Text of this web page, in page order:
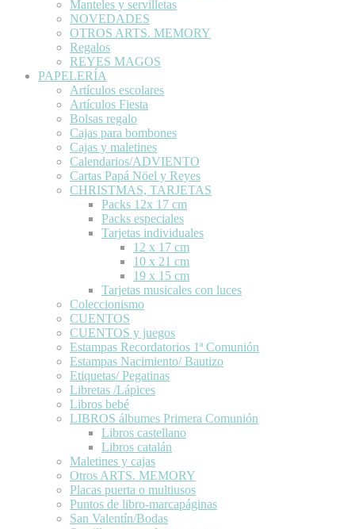
Manteles y servilletas
NOVEDADES
OTROS ARTS. MEMORY
Regalos
REYES MAGOS
PAPELERÍA
Artículos escolares
Artículos Fiesta
Bolsas regalo
Cajas para bombones
Cajas y maletines
Calendarios/ADVIENTO
Cartas Papá Nöel y Reyes
CHRISTMAS, TARJETAS
Packs 12x 17 cm
Packs especiales
Tarjetas individuales
12 x 17 cm
10 x 21 cm
19 x 15 cm
Tarjetas musicales con luces
Coleccionismo
CUENTOS
CUENTOS y juegos
Estampas Recordatorios 1ª Comunión
Estampas Nacimiento/ Bautizo
Etiquetas/ Pegatinas
Libretas /Lápices
Libros bebé
LIBROS álbumes Primera Comunión
Libros castellano
Libros catalán
Maletines y cajas
Otros ARTS. MEMORY
Placas puerta o multiusos
Puntos de libro-marcapáginas
San Valentín/Bodas